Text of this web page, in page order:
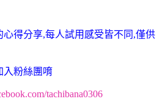
得分享,每人試用感受皆不同,僅供
入粉絲團唷
tachibana0306